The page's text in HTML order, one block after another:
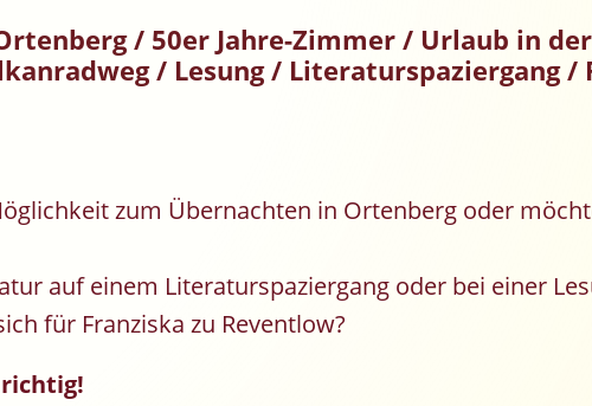
/ 50er Jahre-Zimmer / Urlaub in
/ Lesung / Literaturspaziergang
zum Übernachten in Ortenberg oder
auf einem Literaturspaziergang oder bei einer
für Franziska zu Reventlow?